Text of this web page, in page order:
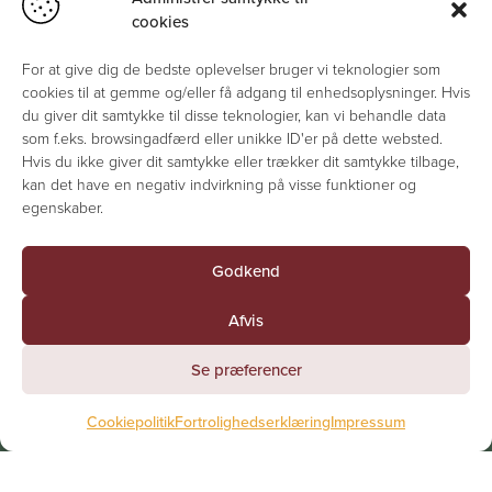
cookies
For at give dig de bedste oplevelser bruger vi teknologier som
cookies til at gemme og/eller få adgang til enhedsoplysninger. Hvis
du giver dit samtykke til disse teknologier, kan vi behandle data
som f.eks. browsingadfærd eller unikke ID'er på dette websted.
Hvis du ikke giver dit samtykke eller trækker dit samtykke tilbage,
kan det have en negativ indvirkning på visse funktioner og
egenskaber.
Godkend
Afvis
Se præferencer
CookiepolitikFortrolighedserklæringImpressum